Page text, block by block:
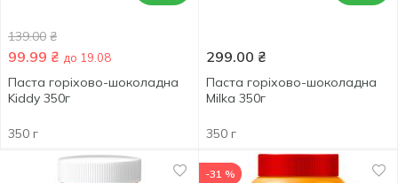
139.00 ₴
99.99 ₴ до 19.08
Паста горіхово-шоколадна
Kiddy 350г
350 г
299.00 ₴
Паста горіхово-шоколадна
Milka 350г
350 г
-31 %